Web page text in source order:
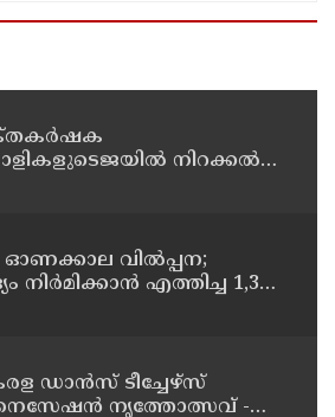
നിറക്കൽ
ഓണക്കാല വിൽപ്പന;
നിർമിക്കാൻ എത്തിച്ച 1,350
ഡാൻസ് ടീച്ചേഴ്സ്
നൃത്തോത്സവ് -